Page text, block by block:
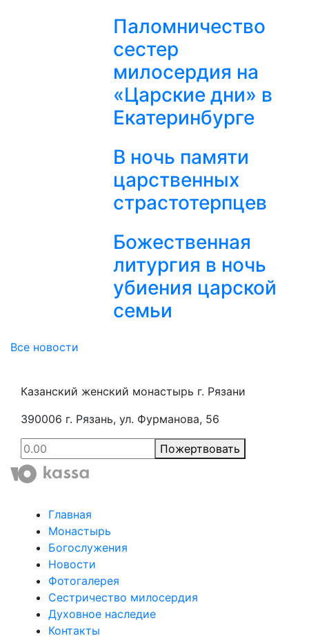
Паломничество
сестер
милосердия на
«Царские дни» в
Екатеринбурге
В ночь памяти
царственных
страстотерпцев
Божественная
литургия в ночь
убиения царской
семьи
Все новости
Казанский женский монастырь г. Рязани
390006 г. Рязань, ул. Фурманова, 56
Пожертвовать
Главная
Монастырь
Богослужения
Новости
Фотогалерея
Сестричество милосердия
Духовное наследие
Контакты